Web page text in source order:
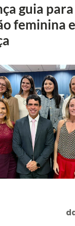
guia
feminina